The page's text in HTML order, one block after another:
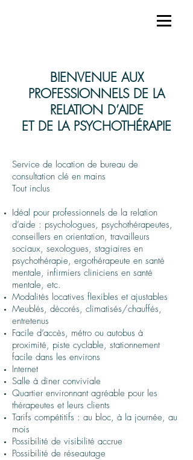
BIENVENUE AUX
PROFESSIONNELS DE LA
RELATION D’AIDE
ET DE LA PSYCHOTHÉRAPIE
Service de location de bureau de
consultation clé en mains
Tout inclus
Idéal pour professionnels de la relation
d’aide : psychologues, psychothérapeutes,
conseillers en orientation, travailleurs
sociaux, sexologues, stagiaires en
psychothérapie, ergothérapeute en santé
mentale, infirmiers cliniciens en santé
mentale, etc.
Modalités locatives flexibles et ajustables
Meublés, décorés, climatisés/chauffés,
entretenus
Facile d’accès, métro ou autobus à
proximité, piste cyclable, stationnement
facile dans les environs
Internet
Salle à diner conviviale
Quartier environnant agréable pour les
thérapeutes et leurs clients
Tarifs compétitifs : au bloc, à la journée, au
mois
Possibilité de visibilité accrue
Possibilité de réseautage